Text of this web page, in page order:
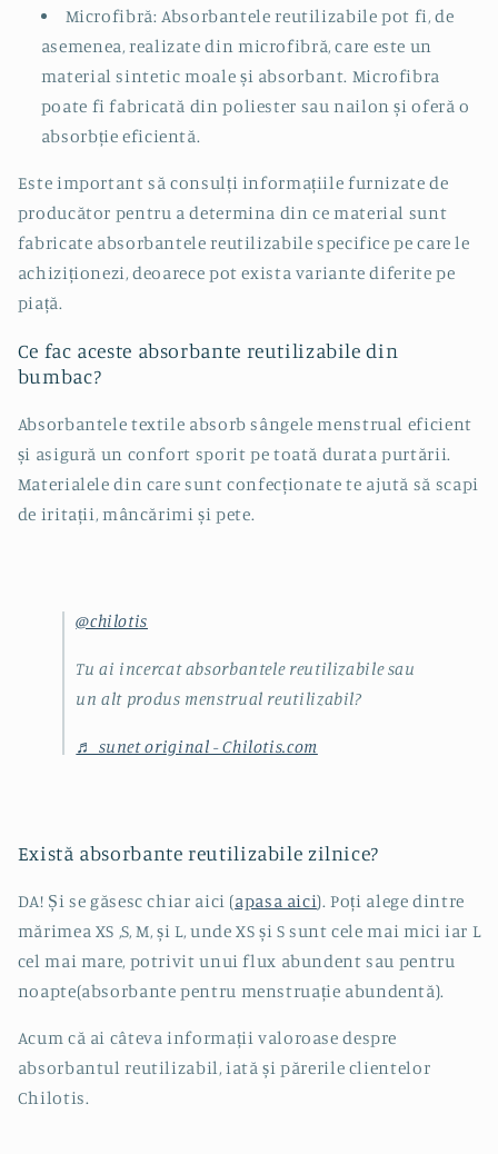
Microfibră: Absorbantele reutilizabile pot fi, de
asemenea, realizate din microfibră, care este un
material sintetic moale și absorbant. Microfibra
poate fi fabricată din poliester sau nailon și oferă o
absorbție eficientă.
Este important să consulți informațiile furnizate de
producător pentru a determina din ce material sunt
fabricate absorbantele reutilizabile specifice pe care le
achiziționezi, deoarece pot exista variante diferite pe
piață.
Ce fac aceste absorbante reutilizabile din
bumbac?
Absorbantele textile absorbsângele menstrual eficient
și asigură un confort sporit pe toată durata purtării.
Materialeledin care sunt confecționate te ajută să scapi
de iritații, mâncărimi și pete.
@chilotis
Tu ai incercat absorbantele reutilizabile sau
un alt produs menstrual reutilizabil?
♬ sunet original - Chilotis.com
Există absorbante reutilizabile zilnice?
DA! Și se găsesc chiar aici (apasa aici). Poți alege dintre
mărimea XS ,S, M, și L, unde XS și S sunt cele mai mici iar L
cel mai mare, potrivit unui flux abundent sau pentru
noapte(absorbante pentru menstruație abundentă).
Acum că ai câteva informații valoroase despre
absorbantul reutilizabil, iată și părerile clientelor
Chilotis.